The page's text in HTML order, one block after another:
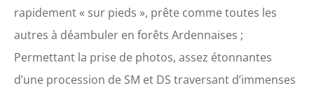
rapidement « sur pieds », prête comme toutes les
autres à déambuler en forêts Ardennaises ;
Permettant la prise de photos, assez étonnantes
d’une procession de SM et DS traversant d’immenses